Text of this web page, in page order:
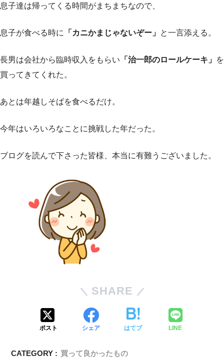
息子達は帰ってくる時間がまちまちなので、
息子が食べる時に 「カニかまじゃないぞー」 と一言添える。
長男は会社から臨時収入をもらい 「治一郎のロールケーキ」 を
買ってきてくれた。
あとは年越しそばを食べるだけ。
今年はいろいろなことに挑戦した年だった。
ブログを読んで下さった皆様、本当に有難うございました。
SHARE
ポスト シェア はてブ LINE
CATEGORY : 買って良かったもの